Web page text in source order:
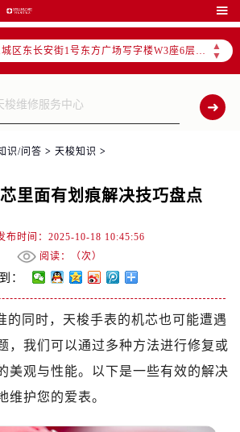

▲
▼
北京市官方售后客户服务热线：
售后服务中心最新网点地址：
北京市东城区东长安街1号东方广场写字楼W3座6层602室（需提前预约）
北京市朝阳区建国门外大街甲6号华熙国际中心写字楼D座11层1102室（需提前预约）
北京市朝阳区建国门外大街甲6号华熙国际中心D座11层1102室售后服务中心（需提前预约）
北京市东城区东长安街1号王府井东方广场W3座6层602室售后服务中心（需提前预约）
识/问答 > 天梭知识 >
里面有划痕解决技巧盘点
布时间：2025-10-18 10:45:56
阅读：（次）
：
的同时，天梭手表的机芯也可能遭遇
，我们可以通过多种方法进行修复或
美观与性能。以下是一些有效的解决
维护您的爱表。